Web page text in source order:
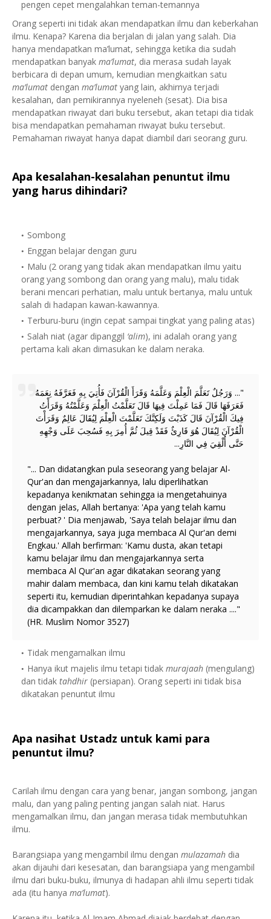
pengen cepet mengalahkan teman-temannya
Orang seperti ini tidak akan mendapatkan ilmu dan keberkahan
ilmu. Kenapa? Karena dia berjalan di jalan yang salah. Dia
hanya mendapatkan ma’lumat, sehingga ketika dia sudah
mendapatkan banyak ma’lumat, dia merasa sudah layak
berbicara di depan umum, kemudian mengkaitkan satu
ma’lumat dengan ma’lumat yang lain, akhirnya terjadi
kesalahan, dan pemikirannya nyeleneh (sesat). Dia bisa
mendapatkan riwayat dari buku tersebut, akan tetapi dia tidak
bisa mendapatkan pemahaman riwayat buku tersebut.
Pemahaman riwayat hanya dapat diambil dari seorang guru.
Apa kesalahan-kesalahan penuntut ilmu
yang harus dihindari?
Sombong
Enggan belajar dengan guru
Malu (2 orang yang tidak akan mendapatkan ilmu yaitu
orang yang sombong dan orang yang malu), malu tidak
berani mencari perhatian, malu untuk bertanya, malu untuk
salah di hadapan kawan-kawannya.
Terburu-buru (ingin cepat sampai tingkat yang paling atas)
Salah niat (agar dipanggil ‘alim), ini adalah orang yang
pertama kali akan dimasukan ke dalam neraka.
"... وَرَجُلٌ تَعَلَّمَ الْعِلْمَ وَعَلَّمَهُ وَقَرَأَ الْقُرْآنَ فَأُتِيَ بِهِ فَعَرَّفَهُ نِعَمَهُ
فَعَرَفَهَا قَالَ فَمَا عَمِلْتَ فِيهَا قَالَ تَعَلَّمْتُ الْعِلْمَ وَعَلَّمْتُهُ وَقَرَأْتُ
فِيكَ الْقُرْآنَ قَالَ كَذَبْتَ وَلَكِنَّكَ تَعَلَّمْتَ الْعِلْمَ لِيُقَالَ عَالِمٌ وَقَرَأْتَ
الْقُرْآنَ لِيُقَالَ هُوَ قَارِئٌ فَقَدْ قِيلَ ثُمَّ أُمِرَ بِهِ فَسُحِبَ عَلَى وَجْهِهِ
حَتَّى أُلْقِيَ فِي النَّارِ...
"... Dan didatangkan pula seseorang yang belajar Al-
Qur'an dan mengajarkannya, lalu diperlihatkan
kepadanya kenikmatan sehingga ia mengetahuinya
dengan jelas, Allah bertanya: 'Apa yang telah kamu
perbuat? ' Dia menjawab, 'Saya telah belajar ilmu dan
mengajarkannya, saya juga membaca Al Qur'an demi
Engkau.' Allah berfirman: 'Kamu dusta, akan tetapi
kamu belajar ilmu dan mengajarkannya serta
membaca Al Qur'an agar dikatakan seorang yang
mahir dalam membaca, dan kini kamu telah dikatakan
seperti itu, kemudian diperintahkan kepadanya supaya
dia dicampakkan dan dilemparkan ke dalam neraka ...."
(HR. Muslim Nomor 3527)
Tidak mengamalkan ilmu
Hanya ikut majelis ilmu tetapi tidak murajaah (mengulang)
dan tidak tahdhir (persiapan). Orang seperti ini tidak bisa
dikatakan penuntut ilmu
Apa nasihat Ustadz untuk kami para
penuntut ilmu?
Carilah ilmu dengan cara yang benar, jangan sombong, jangan
malu, dan yang paling penting jangan salah niat. Harus
mengamalkan ilmu, dan jangan merasa tidak membutuhkan
ilmu.
Barangsiapa yang mengambil ilmu dengan mulazamah dia
akan dijauhi dari kesesatan, dan barangsiapa yang mengambil
ilmu dari buku-buku, ilmunya di hadapan ahli ilmu seperti tidak
ada (itu hanya ma’lumat).